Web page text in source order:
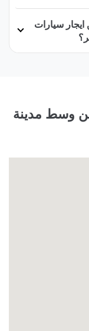
سيارات
وسط مدينة